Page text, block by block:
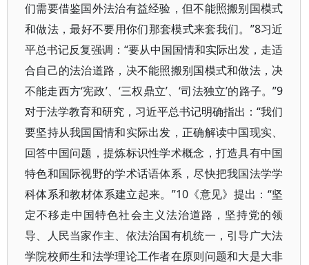
们需要借鉴国外法治有益经验，但不能照搬别国模式
和做法，最好不要用你们那套模式来套我们。”8习近
平总书记反复强调：“要从中国国情和实际出发，走适
合自己的法治道路，决不能照搬别国模式和做法，决
不能走西方‘宪政’、‘三权鼎立’、‘司法独立’的路子。”9
对于法学教育和研究，习近平总书记明确指出：“我们
要坚持从我国国情和实际出发，正确解读中国现实、
回答中国问题，提炼标识性学术概念，打造具有中国
特色和国际视野的学术话语体系，尽快把我国法学学
科体系和教材体系建立起来。”10《意见》提出：“坚
定不移走中国特色社会主义法治道路，坚持党的领
导、人民当家作主、依法治国有机统一，引导广大法
学院校师生和法学理论工作者在原则问题和大是大非